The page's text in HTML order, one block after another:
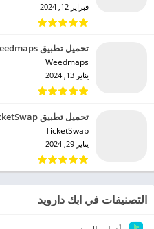
فبراير 12, 2024
تحميل تطبيق Weedmaps مهكر للاندرويد 2024
Weedmaps‏
يناير 13, 2024
تحميل تطبيق TicketSwap مهكر للاندرويد 2024
TicketSwap‏
يناير 29, 2024
التصنيفات في ابك دارويد